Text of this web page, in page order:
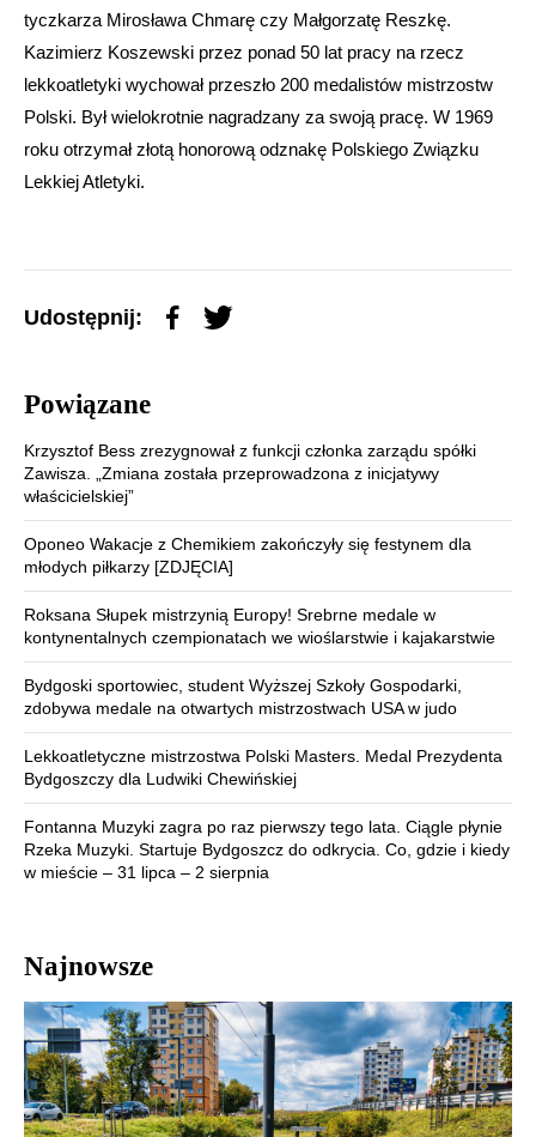
tyczkarza Mirosława Chmarę czy Małgorzatę Reszkę.
Kazimierz Koszewski przez ponad 50 lat pracy na rzecz
lekkoatletyki wychował przeszło 200 medalistów mistrzostw
Polski. Był wielokrotnie nagradzany za swoją pracę. W 1969
roku otrzymał złotą honorową odznakę Polskiego Związku
Lekkiej Atletyki.
Udostępnij:
Powiązane
Krzysztof Bess zrezygnował z funkcji członka zarządu spółki
Zawisza. „Zmiana została przeprowadzona z inicjatywy
właścicielskiej”
Oponeo Wakacje z Chemikiem zakończyły się festynem dla
młodych piłkarzy [ZDJĘCIA]
Roksana Słupek mistrzynią Europy! Srebrne medale w
kontynentalnych czempionatach we wioślarstwie i kajakarstwie
Bydgoski sportowiec, student Wyższej Szkoły Gospodarki,
zdobywa medale na otwartych mistrzostwach USA w judo
Lekkoatletyczne mistrzostwa Polski Masters. Medal Prezydenta
Bydgoszczy dla Ludwiki Chewińskiej
Fontanna Muzyki zagra po raz pierwszy tego lata. Ciągle płynie
Rzeka Muzyki. Startuje Bydgoszcz do odkrycia. Co, gdzie i kiedy
w mieście – 31 lipca – 2 sierpnia
Najnowsze